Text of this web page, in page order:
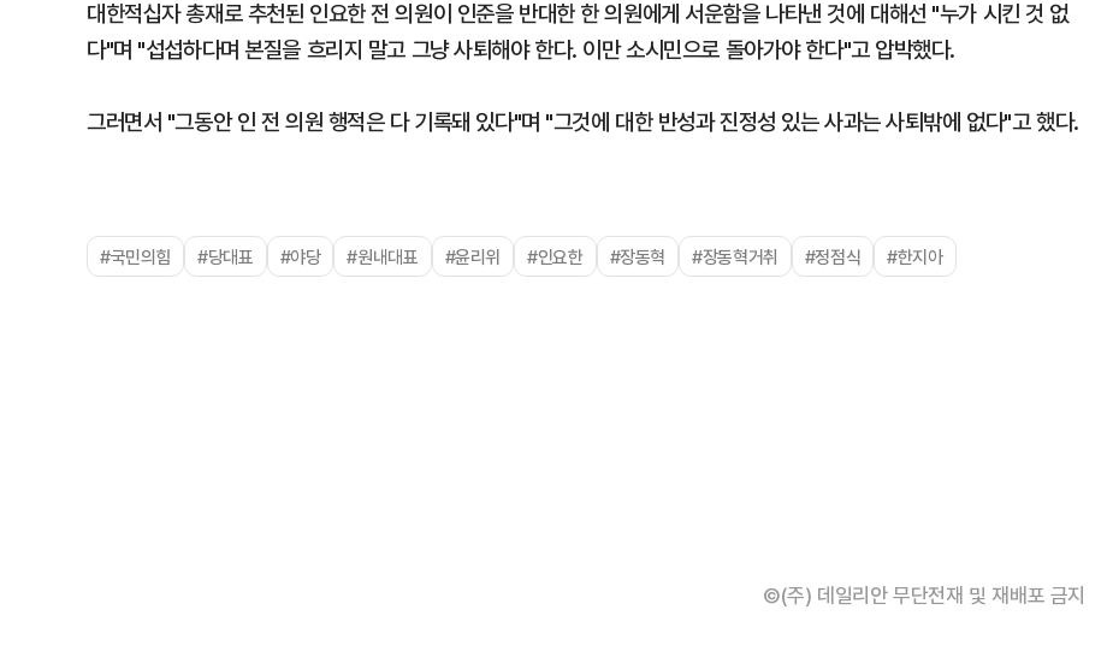
대한적십자 총재로 추천된 인요한 전 의원이 인준을 반대한 한 의원에게 서운함을 나타낸 것에 대해선 "누가 시킨 것 없
다"며 "섭섭하다며 본질을 흐리지 말고 그냥 사퇴해야 한다. 이만 소시민으로 돌아가야 한다"고 압박했다.
그러면서 "그동안 인 전 의원 행적은 다 기록돼 있다"며 "그것에 대한 반성과 진정성 있는 사과는 사퇴밖에 없다"고 했다.
#국민의힘 #당대표 #야당 #원내대표 #윤리위 #인요한 #장동혁 #장동혁거취 #정점식 #한지아
©(주) 데일리안 무단전재 및 재배포 금지